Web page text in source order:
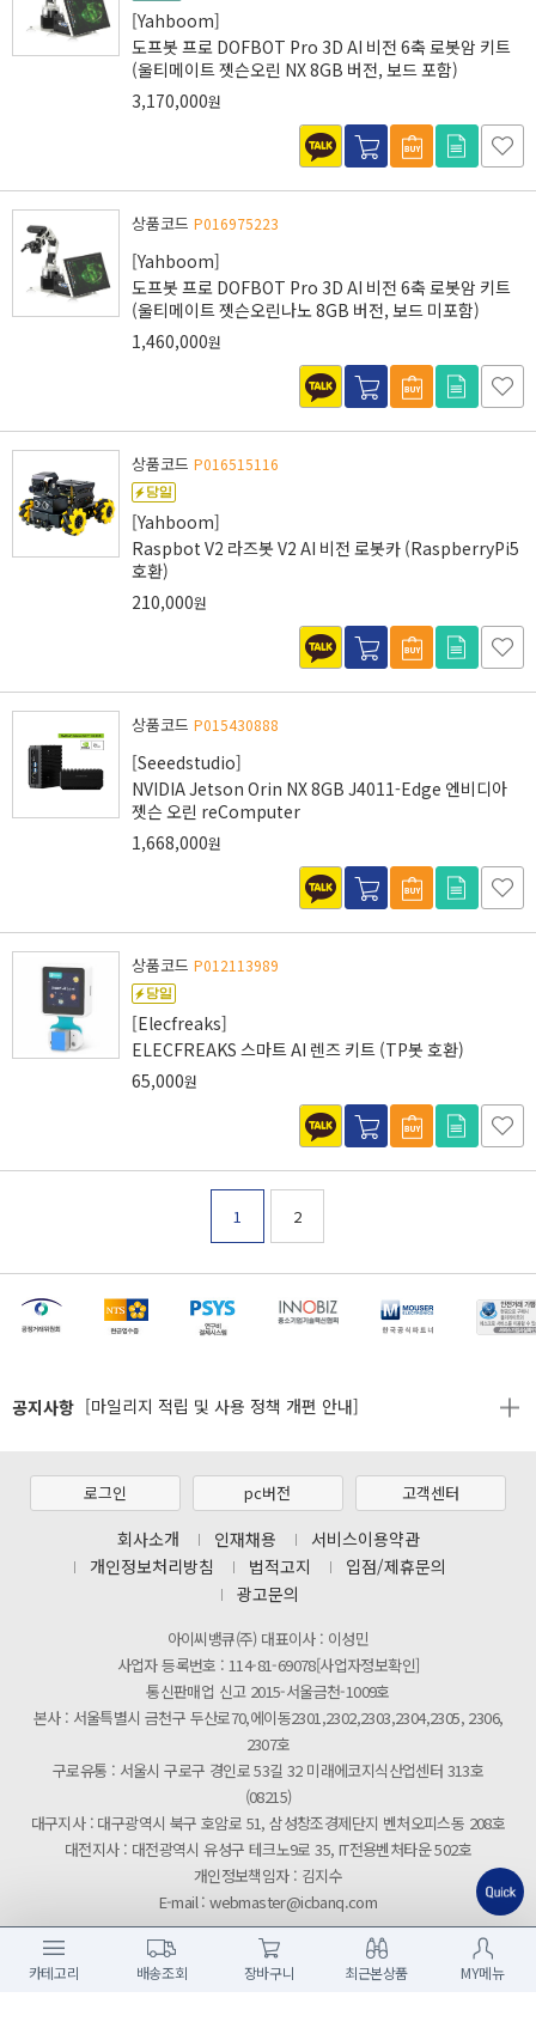
[Yahboom]
도프봇 프로 DOFBOT Pro 3D AI 비전 6축 로봇암 키트
(울티메이트 젯슨오린 NX 8GB 버전, 보드 포함)
3,170,000원
상품코드 P016975223
[Yahboom]
도프봇 프로 DOFBOT Pro 3D AI 비전 6축 로봇암 키트
(울티메이트 젯슨오린나노 8GB 버전, 보드 미포함)
1,460,000원
상품코드 P016515116
[Yahboom]
Raspbot V2 라즈봇 V2 AI 비전 로봇카 (RaspberryPi5
호환)
210,000원
상품코드 P015430888
[Seeedstudio]
NVIDIA Jetson Orin NX 8GB J4011-Edge 엔비디아
젯슨 오린 reComputer
1,668,000원
상품코드 P012113989
[Elecfreaks]
ELECFREAKS 스마트 AI 렌즈 키트 (TP봇 호환)
65,000원
1 2
공지사항
[마일리지 적립 및 사용 정책 개편 안내]
[2026년 8월 신용카드 무이자 행사 안내]
[마일리지 적립 및 사용 정책 개편 안내]
제31기 정기주주총회 소집통지서
[마일리지 적립 및 사용 정책 개편 안내]
로그인 pc버전 고객센터
회사소개 인재채용
서비스이용약관
개인정보처리방침
법적고지
입점/제휴문의
광고문의
아이씨뱅큐(주) 대표이사 : 이성민
사업자 등록번호 : 114-81-69078[사업자정보확인]
통신판매업 신고 2015-서울금천-1009호
본사 : 서울특별시 금천구 두산로70,에이동2301,2302,2303,2304,2305, 2306,
2307호
구로유통 : 서울시 구로구 경인로 53길 32 미래에코지식산업센터 313호
(08215)
대구지사 : 대구광역시 북구 호암로 51, 삼성창조경제단지 벤처오피스동 208호
대전지사 : 대전광역시 유성구 테크노9로 35, IT전용벤처타운 502호
개인정보책임자 : 김지수
E-mail : webmaster@icbanq.com
Copyright © 2026 ICBANQ. All rights reserved.
카테고리 배송조회 장바구니 최근본상품 MY메뉴